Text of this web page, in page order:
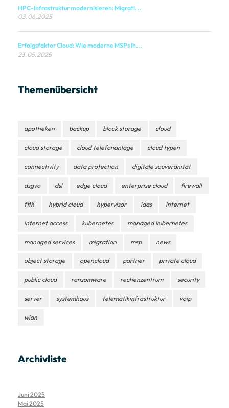
HPC-Infrastruktur modernisieren: Migrati...
03.06.2025
Erfolgsfaktor Cloud: Wie moderne MSPs ih...
23.05.2025
Themenübersicht
apotheken backup block storage cloud
cloud storage cloud telefonanlage cloud typen
connectivity data protection digitale souveränität
dsgvo dsl edge cloud enterprise cloud firewall
ftth hybrid cloud hypervisor iaas internet
internet access kubernetes managed kubernetes
managed services migration msp news
object storage opencloud partner private cloud
public cloud ransomware rechenzentrum security
server systemhaus telematikinfrastruktur voip
wlan
Archivliste
Juni 2025
Mai 2025